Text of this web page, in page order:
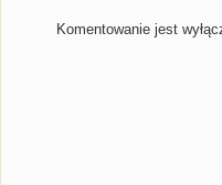
Komentowanie jest